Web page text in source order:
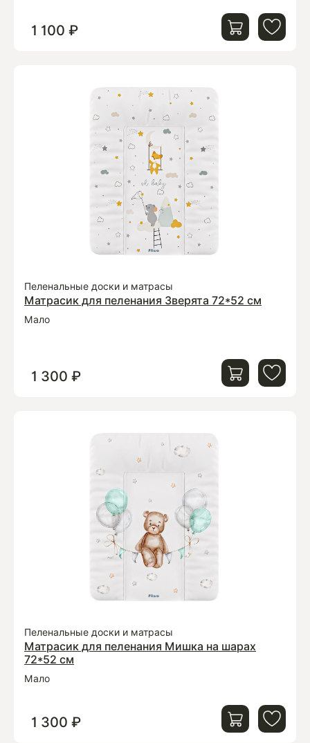
1 100 ₽
Пеленальные доски и матрасы
Матрасик для пеленания Зверята 72*52 см
Мало
1 300 ₽
Пеленальные доски и матрасы
Матрасик для пеленания Мишка на шарах
72*52 см
Мало
1 300 ₽